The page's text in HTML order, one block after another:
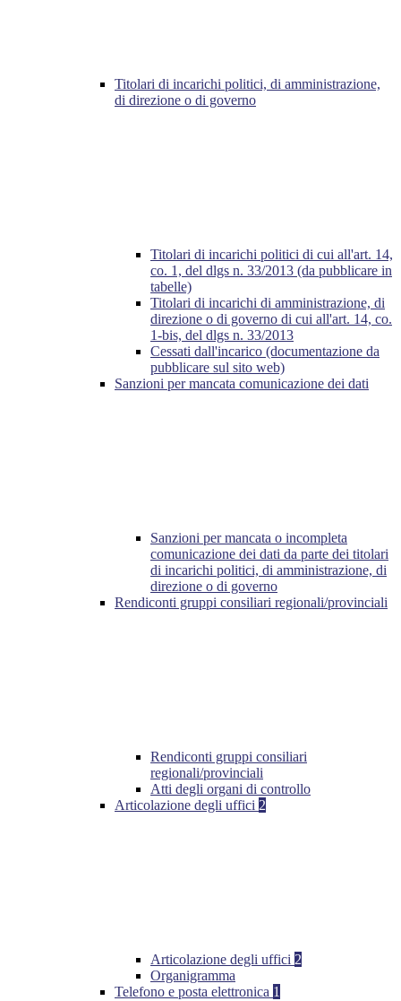
Titolari di incarichi politici, di amministrazione,
di direzione o di governo
Titolari di incarichi politici di cui all'art. 14,
co. 1, del dlgs n. 33/2013 (da pubblicare in
tabelle)
Titolari di incarichi di amministrazione, di
direzione o di governo di cui all'art. 14, co.
1-bis, del dlgs n. 33/2013
Cessati dall'incarico (documentazione da
pubblicare sul sito web)
Sanzioni per mancata comunicazione dei dati
Sanzioni per mancata o incompleta
comunicazione dei dati da parte dei titolari
di incarichi politici, di amministrazione, di
direzione o di governo
Rendiconti gruppi consiliari regionali/provinciali
Rendiconti gruppi consiliari
regionali/provinciali
Atti degli organi di controllo
Articolazione degli uffici 2
Articolazione degli uffici 2
Organigramma
Telefono e posta elettronica 1